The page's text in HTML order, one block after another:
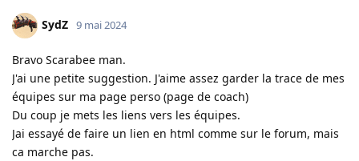
SydZ 9 mai 2024
Bravo Scarabee man.
J'ai une petite suggestion. J'aime assez garder la trace de mes
équipes sur ma page perso (page de coach)
Du coup je mets les liens vers les équipes.
Jai essayé de faire un lien en html comme sur le forum, mais
ca marche pas.